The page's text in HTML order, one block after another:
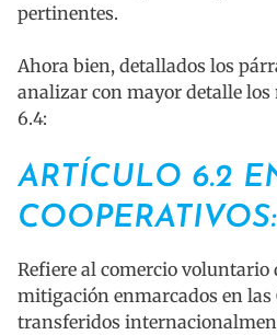
pertinentes.
Ahora bien, detallados los
analizar con mayor detalle los
6.4:
ARTÍCULO 6.2
COOPERATIVOS:
Refiere al comercio voluntario
mitigación enmarcados en las
transferidos